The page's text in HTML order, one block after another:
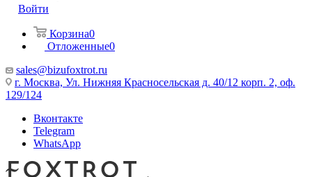
Войти
Корзина0
Отложенные0
sales@bizufoxtrot.ru
г. Москва, Ул. Нижняя Красносельская д. 40/12 корп. 2, оф.
129/124
Вконтакте
Telegram
WhatsApp